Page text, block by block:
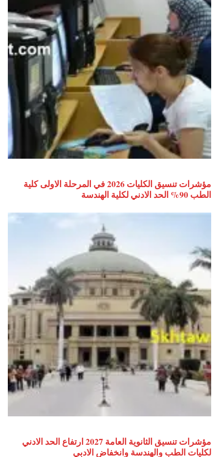
مؤشرات تنسيق الكليات 2026 في المرحلة الاولى كلية
الطب 90% الحد الادني لكلية الهندسة
مؤشرات تنسيق الثانوية العامة 2027 ارتفاع الحد الادني
لكليات الطب والهندسة وانخفاض الادبي